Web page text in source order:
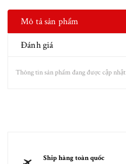
Mô tả sản phẩm
Đánh giá
Thông tin sản phẩm đang được cập nhật
Ship hàng toàn quốc